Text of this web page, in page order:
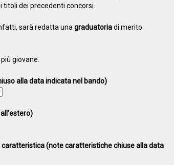
dei precedenti concorsi.
sarà redatta unagraduatoriadi merito
giovane.
alla data indicata nel bando)
(note caratteristiche chiuse alla data